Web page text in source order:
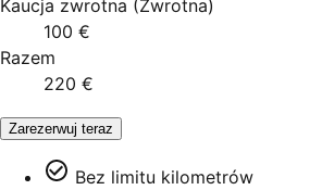
Kaucja zwrotna (Zwrotna)
100 €
Razem
220 €
Zarezerwuj teraz
Bez limitu kilometrów